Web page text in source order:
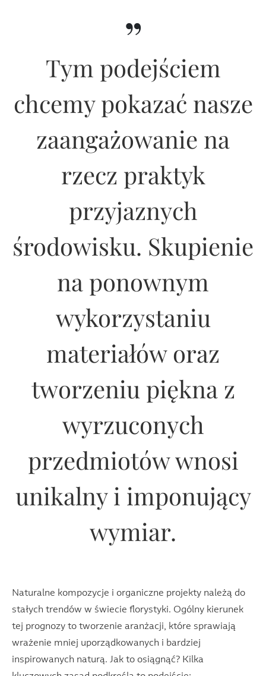
”
Tym podejściem
chcemy pokazać nasze
zaangażowanie na
rzecz praktyk
przyjaznych
środowisku. Skupienie
na ponownym
wykorzystaniu
materiałów oraz
tworzeniu piękna z
wyrzuconych
przedmiotów wnosi
unikalny i imponujący
wymiar.
Naturalne kompozycje i organiczne projekty należą do
stałych trendów w świecie florystyki. Ogólny kierunek
tej prognozy to tworzenie aranżacji, które sprawiają
wrażenie mniej uporządkowanych i bardziej
inspirowanych naturą. Jak to osiągnąć? Kilka